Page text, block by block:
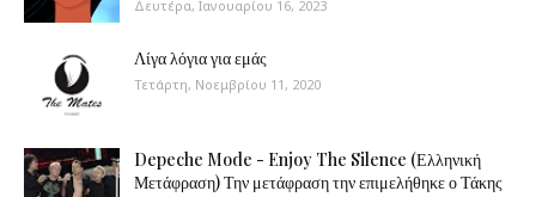
Δευτέρα, Ιανουαρίου 16, 2023
Λίγα λόγια για εμάς
Τετάρτη, Νοεμβρίου 11, 2020
Depeche Mode - Enjoy The Silence (Ελληνική
Μετάφραση) Την μετάφραση την επιμελήθηκε ο Τάκης